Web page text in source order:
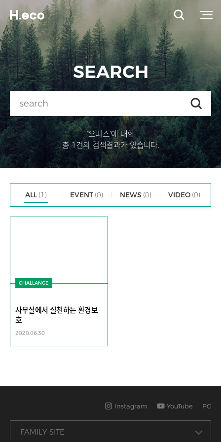
SEARCH
"오피스"에 대한
총 1건의 검색결과가 있습니다.
ALL (1) EVENT (0) NEWS (0) VIDEO (0)
CHALLANGE
사무실에서 실천하는 환경보
호
2020.06.30
Instagram YouTube PC